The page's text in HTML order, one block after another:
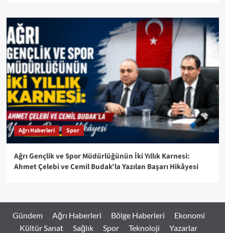
Ağrı Haberleri Spor
Ağrı Gençlik ve Spor Müdürlüğünün İki Yıllık Karnesi:
Ahmet Çelebi ve Cemil Budak’la Yazılan Başarı Hikâyesi
Gündem Ağrı Haberleri Bölge Haberleri
Ekonomi
Kültür Sanat
Sağlık Spor Teknoloji
Yazarlar